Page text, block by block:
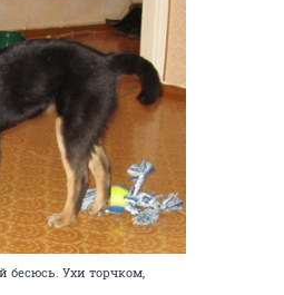
бесюсь. Ухи торчком,